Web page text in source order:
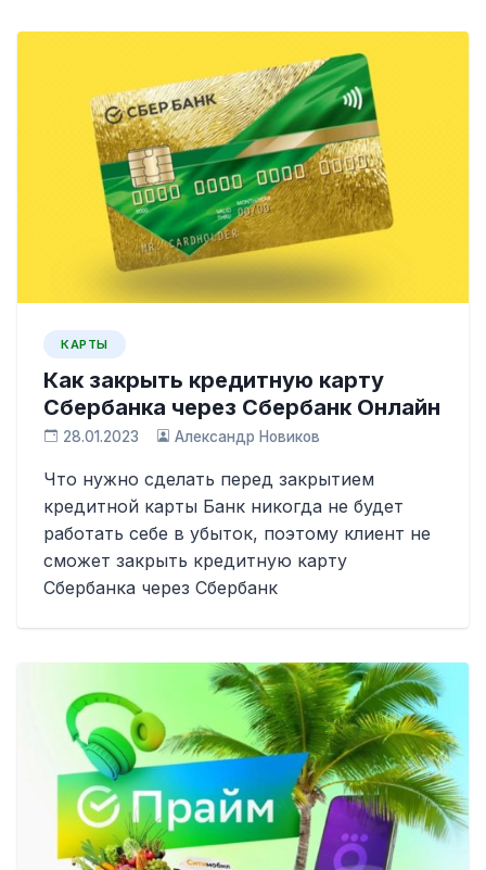
КАРТЫ
Как закрыть кредитную карту
Сбербанка через Сбербанк Онлайн
28.01.2023 Александр Новиков
Что нужно сделать перед закрытием
кредитной карты Банк никогда не будет
работать себе в убыток, поэтому клиент не
сможет закрыть кредитную карту
Сбербанка через Сбербанк